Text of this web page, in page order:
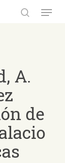
Menu
A.
de